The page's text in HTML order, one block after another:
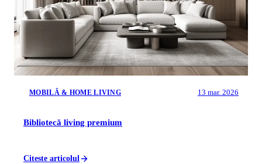
MOBILĂ & HOME LIVING 13 mar. 2026
Bibliotecă living premium
Citeste articolul